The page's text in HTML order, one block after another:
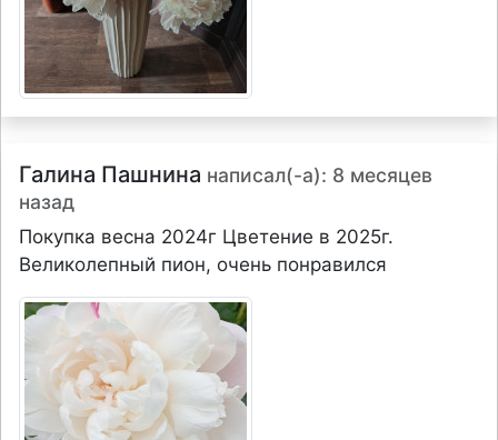
Галина Пашнина написал(-а): 8 месяцев
назад
Покупка весна 2024г Цветение в 2025г.
Великолепный пион, очень понравился